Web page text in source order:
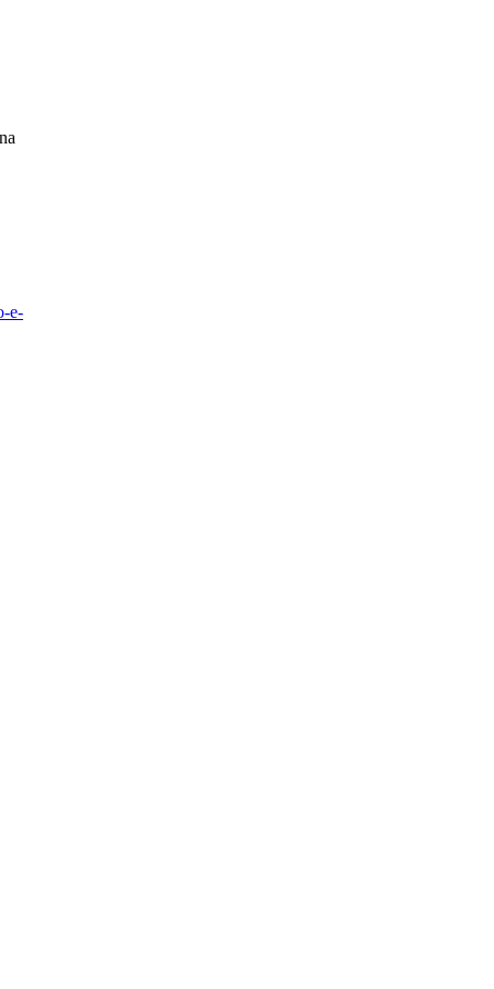
e-